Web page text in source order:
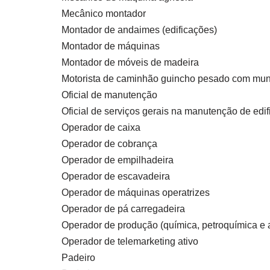
Mecânico montador
Montador de andaimes (edificações)
Montador de máquinas
Montador de móveis de madeira
Motorista de caminhão guincho pesado com
Oficial de manutenção
Oficial de serviços gerais na manutenção de
Operador de caixa
Operador de cobrança
Operador de empilhadeira
Operador de escavadeira
Operador de máquinas operatrizes
Operador de pá carregadeira
Operador de produção (química, petroquímica e
Operador de telemarketing ativo
Padeiro